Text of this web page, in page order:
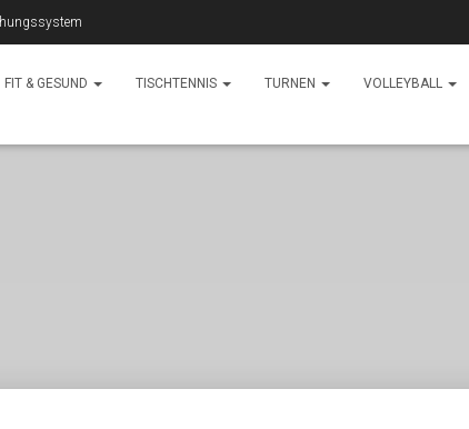
FIT & GESUND TISCHTENNIS TURNEN VOLLEYBALL